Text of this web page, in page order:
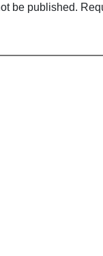
be published.